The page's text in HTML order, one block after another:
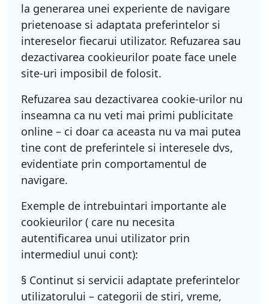
la generarea unei experiente de navigare
prietenoase si adaptata preferintelor si
intereselor fiecarui utilizator. Refuzarea sau
dezactivarea cookieurilor poate face unele
site-uri imposibil de folosit.
Refuzarea sau dezactivarea cookie-urilor nu
inseamna ca nu veti mai primi publicitate
online – ci doar ca aceasta nu va mai putea
tine cont de preferintele si interesele dvs,
evidentiate prin comportamentul de
navigare.
Exemple de intrebuintari importante ale
cookieurilor ( care nu necesita
autentificarea unui utilizator prin
intermediul unui cont):
§ Continut si servicii adaptate preferintelor
utilizatorului – categorii de stiri, vreme,